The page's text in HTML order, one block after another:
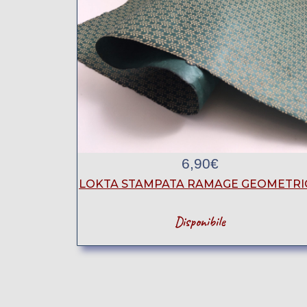
6,90€
LOKTA STAMPATA RAMAGE
Disponibile